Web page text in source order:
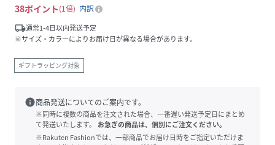
38ポイント 1倍
内訳
local_shipping通常1-4日以内発送予定
※サイズ・カラーによりお届け日が異なる場合があります。
ギフトラッピング対象
info商品発送についてのご案内です。
※同時に複数の商品を注文された場合、一番遅い発送予定日にまとめ
て発送いたします。
お急ぎの商品は、個別にご注文ください。
※Rakuten Fashionでは、一部商品でお届け日時をご指定いただけま